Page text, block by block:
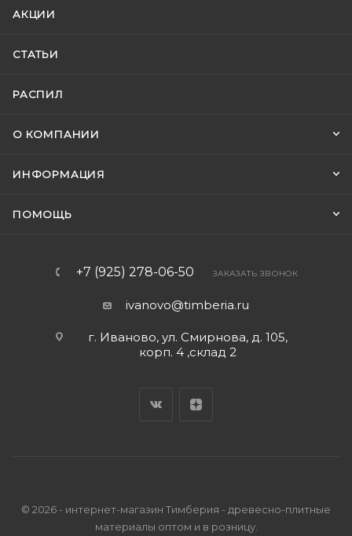
АКЦИИ
СТАТЬИ
РАСПИЛ
О КОМПАНИИ
ИНФОРМАЦИЯ
ПОМОЩЬ
+7 (925) 278-06-50 ЗАКАЗАТЬ ЗВОНОК
ivanovo@timberia.ru
г. Иваново, ул. Смирнова, д. 105,
корп. 4 ,склад 2
© 2026 - интернет-магазин Тимберия - древесно-плитные
материалы оптом и в розницу.